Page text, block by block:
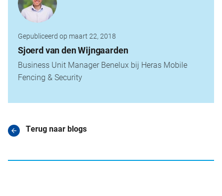
Gepubliceerd op maart 22, 2018
Sjoerd van den Wijngaarden
Business Unit Manager Benelux bij Heras Mobile
Fencing & Security
Terug naar blogs